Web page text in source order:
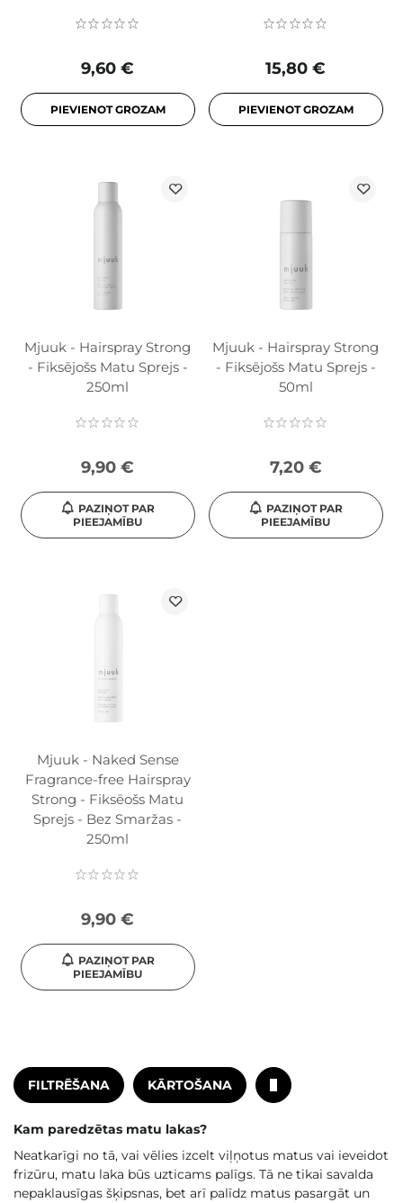
9,60 €
PIEVIENOT GROZAM
15,80 €
PIEVIENOT GROZAM
Mjuuk - Hairspray Strong
- Fiksējošs Matu Sprejs -
250ml
9,90 €
PAZIŅOT PAR
PIEEJAMĪBU
Mjuuk - Hairspray Strong
- Fiksējošs Matu Sprejs -
50ml
7,20 €
PAZIŅOT PAR
PIEEJAMĪBU
Mjuuk - Naked Sense
Fragrance-free Hairspray
Strong - Fiksēošs Matu
Sprejs - Bez Smaržas -
250ml
9,90 €
PAZIŅOT PAR
PIEEJAMĪBU
FILTRĒŠANA KĀRTOŠANA
Kam paredzētas matu lakas?
Neatkarīgi no tā, vai vēlies izcelt viļņotus matus vai ieveidot
frizūru, matu laka būs uzticams palīgs. Tā ne tikai savalda
nepaklausīgas šķipsnas, bet arī palīdz matus pasargāt un